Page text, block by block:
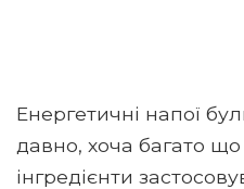
Енергетичні напої
давно, хоча багато що
інгредієнти